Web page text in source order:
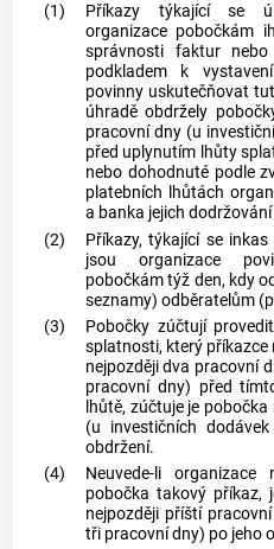
(1)
Příkazy týkající se
organizace pobočkám
správnosti faktur
podkladem k
povinny uskutečňovat
úhradě obdržely
pracovní dny (u
před uplynutím lhůty
nebo dohodnuté podle
platebních lhůtách
a banka jejich dodržování
(2)
Příkazy, týkající se
jsou organizace
pobočkám týž den, kdy
seznamy) odběratelům
(3)
Pobočky zúčtují
splatnosti, který příkazce
nejpozději dva pracovní
pracovní dny) před
lhůtě, zúčtuje je
(u investičních
obdržení.
(4)
Neuvede-li
pobočka takový příkaz,
nejpozději příští
tři pracovní dny) po jeho